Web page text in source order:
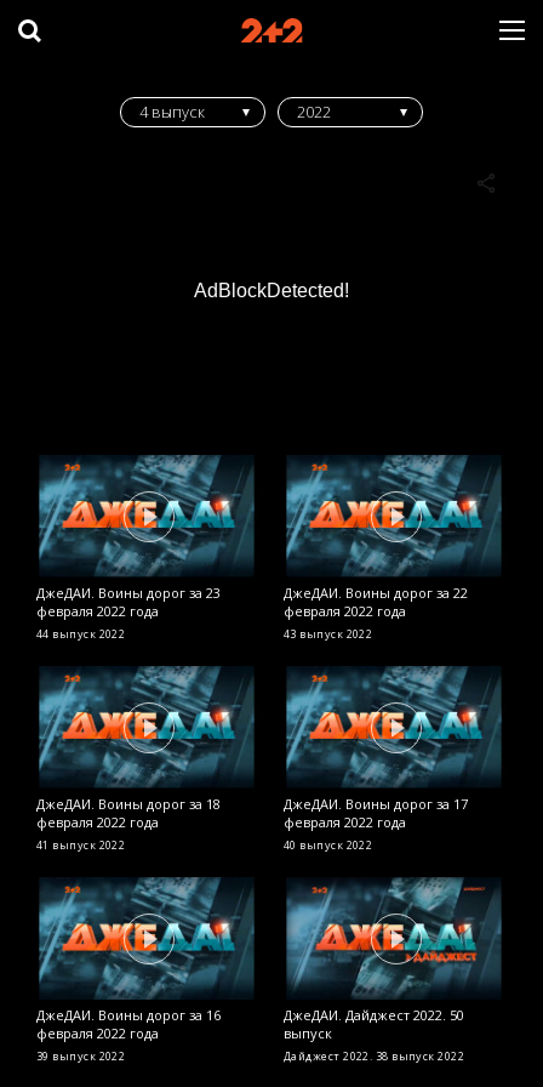
AdBlockDetected!
4 выпуск 2022
ДжеДАИ. Воины дорог за 23
февраля 2022 года
44 выпуск 2022
ДжеДАИ. Воины дорог за 22
февраля 2022 года
43 выпуск 2022
ДжеДАИ. Воины дорог за 18
февраля 2022 года
41 выпуск 2022
ДжеДАИ. Воины дорог за 17
февраля 2022 года
40 выпуск 2022
ДжеДАИ. Воины дорог за 16
февраля 2022 года
39 выпуск 2022
ДжеДАИ. Дайджест 2022. 50
выпуск
Дайджест 2022. 38 выпуск 2022